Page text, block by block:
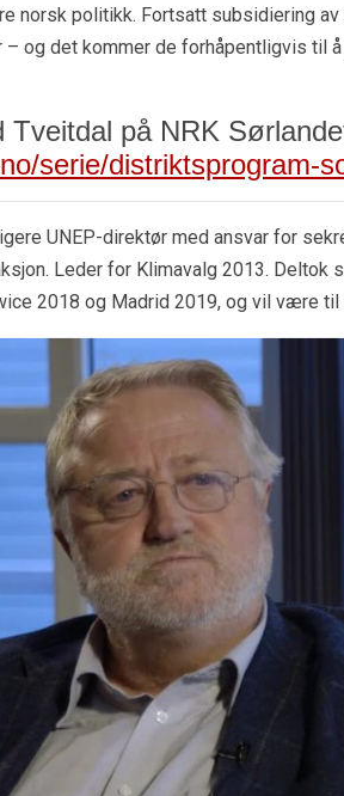
norsk politikk. Fortsatt subsidiering
og det kommer de forhåpentligvis til
Tveitdal på NRK
serie/distriktsprogram-
UNEP-direktør med ansvar for
Leder for Klimavalg 2013. Deltok
2018 og Madrid 2019, og vil være til